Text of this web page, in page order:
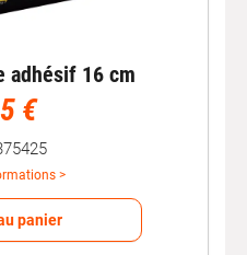
adhésif 16 cm
€
>
panier